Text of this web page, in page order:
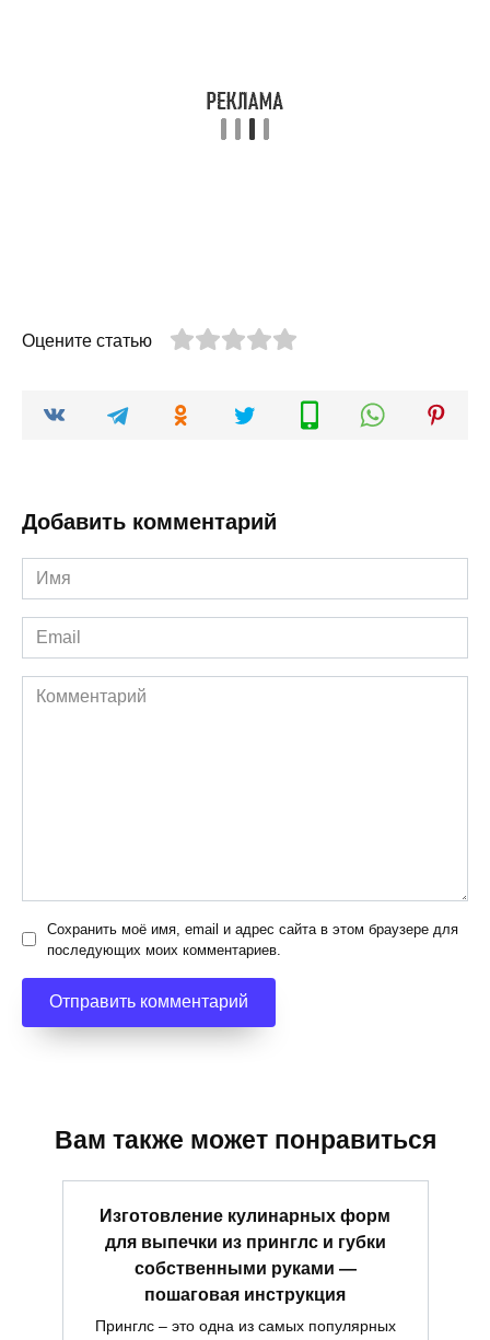
Оцените статью
Добавить комментарий
Имя
*
Email
*
Комментарий
Сохранить моё имя, email и адрес сайта в этом браузере для
последующих моих комментариев.
Вам также может понравиться
Изготовление кулинарных форм
для выпечки из принглс и губки
собственными руками —
пошаговая инструкция
Принглс – это одна из самых популярных